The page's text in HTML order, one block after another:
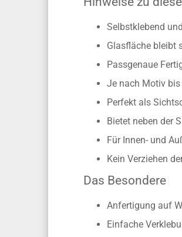
Selbstklebend
Glasfläche bleibt
Passgenaue
Je nach Motiv
Perfekt als
Bietet neben der
Für Innen- und
Kein Verziehen
Das Besondere
Anfertigung auf
Einfache